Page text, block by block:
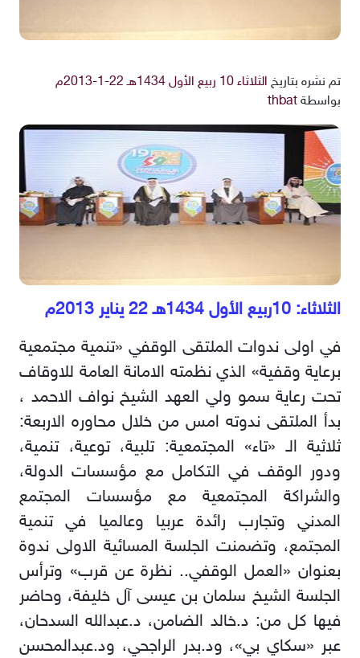
تم نشره بتاريخ الثلاثاء 10 ربيع الأول 1434هـ 22-1-2013م
بواسطة thbat
الثلاثاء: 10ربيع الأول 1434هـ 22 يناير 2013م
في اولى ندوات الملتقى الوقفي «تنمية مجتمعية
برعاية وقفية» الذي نظمته الامانة العامة للاوقاف
تحت رعاية سمو ولي العهد الشيخ نواف الاحمد ،
بدأ الملتقى ندوته امس من خلال محاوره الاربعة:
ثلاثية الـ «تاء» المجتمعية: تلبية، توعية، تنمية،
ودور الوقف في التكامل مع مؤسسات الدولة،
والشراكة المجتمعية مع مؤسسات المجتمع
المدني وتجارب رائدة عربيا وعالميا في تنمية
المجتمع، وتضمنت الجلسة المسائية الاولى ندوة
بعنوان «العمل الوقفي.. نظرة عن قرب» وترأس
الجلسة الشيخ سلمان بن عيسى آل خليفة، وحاضر
فيها كل من: د.خالد الضامن، د.عبدالله السدحان،
عبر «سكاي بي»، ود.بدر الراجحي، ود.عبدالمحسن